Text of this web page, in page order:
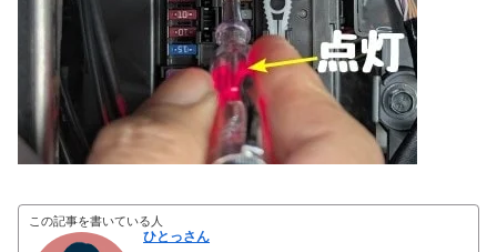
この記事を書いている人
ひとっさん